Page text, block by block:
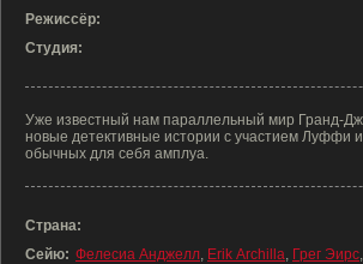
Режиссёр:
Студия:
Уже известный нам параллельный мир Гранд-
новые детективные истории с участием Луффи
обычных для себя амплуа.
Страна:
Сейю: Фелесиа Анджелл, Erik Archilla, Грег Эирс,